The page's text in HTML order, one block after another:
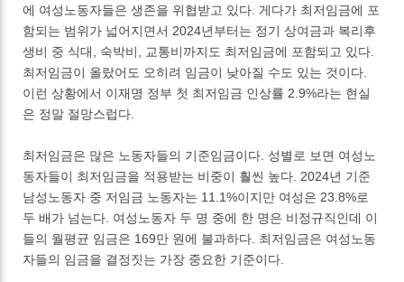
에 여성노동자들은 생존을 위협받고 있다. 게다가 최저임금에 포
함되는 범위가 넓어지면서 2024년부터는 정기 상여금과 복리후
생비 중 식대, 숙박비, 교통비까지도 최저임금에 포함되고 있다.
최저임금이 올랐어도 오히려 임금이 낮아질 수도 있는 것이다.
이런 상황에서 이재명 정부 첫 최저임금 인상률 2.9%라는 현실
은 정말 절망스럽다.
최저임금은 많은 노동자들의 기준임금이다. 성별로 보면 여성노
동자들이 최저임금을 적용받는 비중이 훨씬 높다. 2024년 기준
남성노동자 중 저임금 노동자는 11.1%이지만 여성은 23.8%로
두 배가 넘는다. 여성노동자 두 명 중에 한 명은 비정규직인데 이
들의 월평균 임금은 169만 원에 불과하다. 최저임금은 여성노동
자들의 임금을 결정짓는 가장 중요한 기준이다.